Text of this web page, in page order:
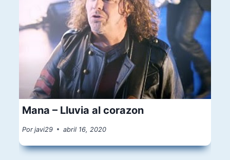
Mana – Lluvia al corazon
Por javi29 abril 16, 2020